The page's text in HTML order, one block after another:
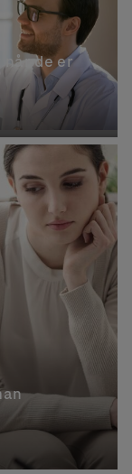
når de er